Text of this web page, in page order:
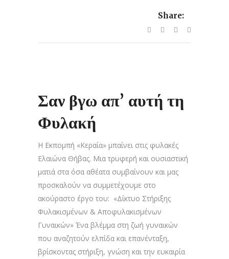
Share:
Σαν βγω απ’ αυτή τη
Φυλακή
Η Εκπομπή «Κεραία» μπαίνει στις φυλακές
Ελαιώνα Θήβας. Μια τρυφερή και ουσιαστική
ματιά στα όσα αθέατα συμβαίνουν και μας
προσκαλούν να συμμετέχουμε στο
ακούραστο έργο του: «Δίκτυο Στήριξης
Φυλακισμένων & Αποφυλακισμένων
Γυναικών» Ένα βλέμμα στη ζωή γυναικών
που αναζητούν ελπίδα και επανένταξη,
βρίσκοντας στήριξη, γνώση και την ευκαιρία